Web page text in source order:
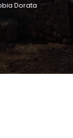
Dorata